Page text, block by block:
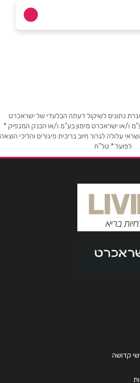
ל...
נתונים לשיקול דעתה הבלעדי של ישראכרט
ו/או ישראכרט מימון בע"מ ו/או הבנק המנפיק *
עלולה לגרור חיוב בריבית פיגורים והליכי הוצאה
לפועל * טל"ח
קדושה